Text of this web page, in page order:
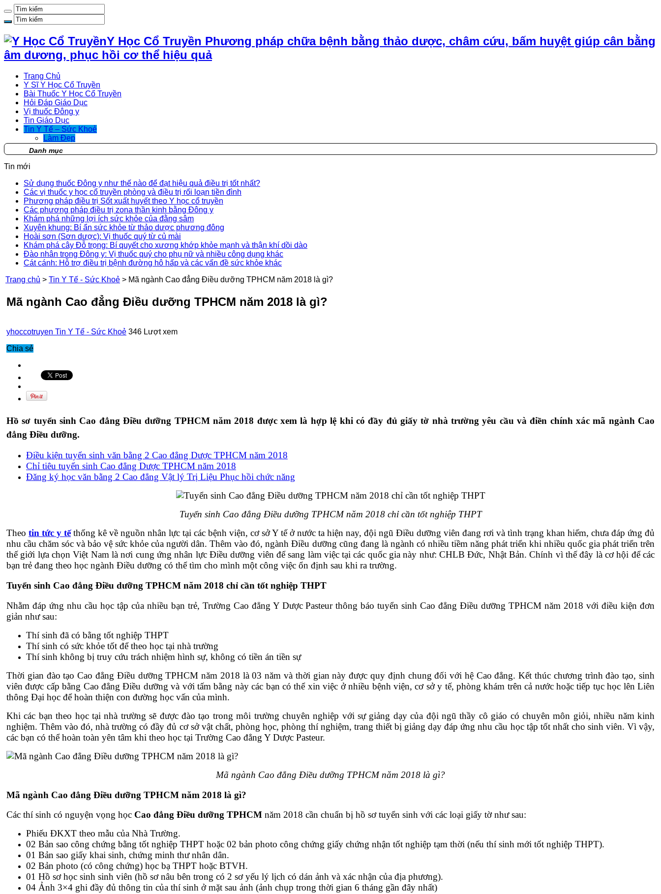
Y Học Cổ Truyền Phương pháp chữa bệnh bằng thảo dược, châm cứu, bấm huyệt giúp cân bằng
âm dương, phục hồi cơ thể hiệu quả
Trang Chủ
Y Sĩ Y Học Cổ Truyền
Bài Thuốc Y Học Cổ Truyền
Hỏi Đáp Giáo Dục
Vị thuốc Đông y
Tin Giáo Dục
Tin Y Tế – Sức Khoẻ
Làm Đẹp
Danh mục
Tin mới
Sử dụng thuốc Đông y như thế nào để đạt hiệu quả điều trị tốt nhất?
Các vị thuốc y học cổ truyền phòng và điều trị rối loạn tiền đình
Phương pháp điều trị Sốt xuất huyết theo Y học cổ truyền
Các phương pháp điều trị zona thần kinh bằng Đông y
Khám phá những lợi ích sức khỏe của đằng sâm
Xuyên khung: Bí ẩn sức khỏe từ thảo dược phương đông
Hoài sơn (Sơn dược): Vị thuốc quý từ củ mài
Khám phá cây Đỗ trọng: Bí quyết cho xương khớp khỏe mạnh và thận khí dồi dào
Đào nhân trong Đông y: Vị thuốc quý cho phụ nữ và nhiều công dụng khác
Cát cánh: Hỗ trợ điều trị bệnh đường hô hấp và các vấn đề sức khỏe khác
Trang chủ > Tin Y Tế - Sức Khoẻ > Mã ngành Cao đẳng Điều dưỡng TPHCM năm 2018 là gì?
Mã ngành Cao đẳng Điều dưỡng TPHCM năm 2018 là gì?
yhoccotruyen Tin Y Tế - Sức Khoẻ 346 Lượt xem
Chia sẻ
Hồ sơ tuyển sinh Cao đẳng Điều dưỡng TPHCM năm 2018 được xem là hợp lệ khi có đầy đủ giấy tờ nhà trường yêu cầu và điền chính xác mã ngành Cao
đẳng Điều dưỡng.
Điều kiện tuyển sinh văn bằng 2 Cao đẳng Dược TPHCM năm 2018
Chỉ tiêu tuyển sinh Cao đẳng Dược TPHCM năm 2018
Đăng ký học văn bằng 2 Cao đẳng Vật lý Trị Liệu Phục hồi chức năng
Tuyển sinh Cao đẳng Điều dưỡng TPHCM năm 2018 chỉ cần tốt nghiệp THPT
Theo tin tức y tếthống kê về nguồn nhân lực tại các bệnh viện, cơ sở Y tế ở nước ta hiện nay, đội ngũ Điều dưỡng viên đang rơi và tình trạng khan hiếm, chưa đáp ứng đủ
nhu cầu chăm sóc và bảo vệ sức khỏe của người dân. Thêm vào đó, ngành Điều dưỡng cũng đang là ngành có nhiều tiềm năng phát triển khi nhiều quốc gia phát triển trên
thế giới lựa chọn Việt Nam là nơi cung ứng nhân lực Điều dưỡng viên để sang làm việc tại các quốc gia này như: CHLB Đức, Nhật Bản. Chính vì thế đây là cơ hội để các
bạn trẻ đang theo học ngành Điều dưỡng có thể tìm cho mình một công việc ổn định sau khi ra trường.
Tuyển sinh Cao đẳng Điều dưỡng TPHCM năm 2018 chỉ cần tốt nghiệp THPT
Nhằm đáp ứng nhu cầu học tập của nhiều bạn trẻ, Trường Cao đẳng Y Dược Pasteur thông báo tuyển sinh Cao đẳng Điều dưỡng TPHCM năm 2018 với điều kiện đơn
giản như sau:
Thí sinh đã có bằng tốt nghiệp THPT
Thí sinh có sức khỏe tốt để theo học tại nhà trường
Thí sinh không bị truy cứu trách nhiệm hình sự, không có tiền án tiền sự
Thời gian đào tạo Cao đẳng Điều dưỡng TPHCM năm 2018 là 03 năm và thời gian này được quy định chung đối với hệ Cao đẳng. Kết thúc chương trình đào tạo, sinh
viên được cấp bằng Cao đẳng Điều dưỡng và với tấm bằng này các bạn có thể xin việc ở nhiều bệnh viện, cơ sở y tế, phòng khám trên cả nước hoặc tiếp tục học lên Liên
thông Đại học để hoàn thiện con đường học vấn của mình.
Khi các bạn theo học tại nhà trường sẽ được đào tạo trong môi trường chuyên nghiệp với sự giảng dạy của đội ngũ thầy cô giáo có chuyên môn giỏi, nhiều năm kinh
nghiệm. Thêm vào đó, nhà trường có đầy đủ cơ sở vật chất, phòng học, phòng thí nghiệm, trang thiết bị giảng dạy đáp ứng nhu cầu học tập tốt nhất cho sinh viên. Vì vậy,
các bạn có thể hoàn toàn yên tâm khi theo học tại Trường Cao đẳng Y Dược Pasteur.
Mã ngành Cao đẳng Điều dưỡng TPHCM năm 2018 là gì?
Mã ngành Cao đẳng Điều dưỡng TPHCM năm 2018 là gì?
Các thí sinh có nguyện vọng học Cao đẳng Điều dưỡng TPHCM năm 2018 cần chuẩn bị hồ sơ tuyển sinh với các loại giấy tờ như sau:
Phiếu ĐKXT theo mẫu của Nhà Trường.
02 Bản sao công chứng bằng tốt nghiệp THPT hoặc 02 bản photo công chứng giấy chứng nhận tốt nghiệp tạm thời (nếu thí sinh mới tốt nghiệp THPT).
01 Bản sao giấy khai sinh, chứng minh thư nhân dân.
02 Bản photo (có công chứng) học bạ THPT hoặc BTVH.
01 Hồ sơ học sinh sinh viên (hồ sơ nâu bên trong có 2 sơ yếu lý lịch có dán ảnh và xác nhận của địa phương).
04 Ảnh 3×4 ghi đầy đủ thông tin của thí sinh ở mặt sau ảnh (ảnh chụp trong thời gian 6 tháng gần đây nhất)